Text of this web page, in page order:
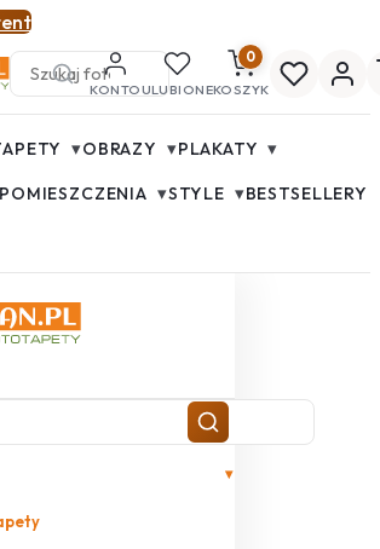
KONTOULUBIONE
0
KOSZYK
▾OBRAZY ▾PLAKATY ▾
POMIESZCZENIA ▾STYLE ▾BESTSELLERY
▾